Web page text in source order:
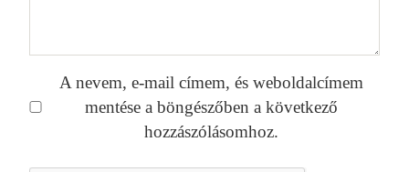
A nevem, e-mail címem, és weboldalcímem
mentése a böngészőben a következő
hozzászólásomhoz.